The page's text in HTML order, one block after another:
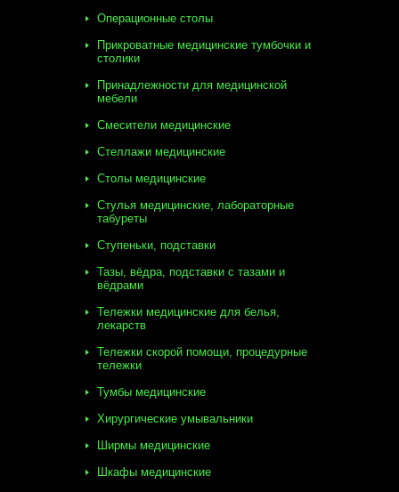
Операционные столы
Прикроватные медицинские тумбочки и
столики
Принадлежности для медицинской
мебели
Смесители медицинские
Стеллажи медицинские
Столы медицинские
Стулья медицинские, лабораторные
табуреты
Ступеньки, подставки
Тазы, вёдра, подставки с тазами и
вёдрами
Тележки медицинские для белья,
лекарств
Тележки скорой помощи, процедурные
тележки
Тумбы медицинские
Хирургические умывальники
Ширмы медицинские
Шкафы медицинские